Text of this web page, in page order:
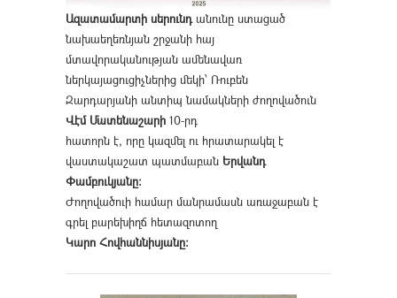
Ազատամարտի սերունդանունը ստացած
նախաեղեռնյան շրջանի հայ
մտավորականության ամենավառ
ներկայացուցիչներից մեկի՝ Ռուբեն
Զարդարյանի անտիպ նամակների ժողովածուն
Վէմ Մատենաշարի 10-րդ
հատորն է, որը կազմել ու հրատարակել է
վաստակաշատ պատմաբան Երվանդ
Փամբուկյանը։
Ժողովածուի համար մանրամասն առաջաբան է
գրել բարեխիղճ հետազոտող
Կարո Հովհաննիսյանը։